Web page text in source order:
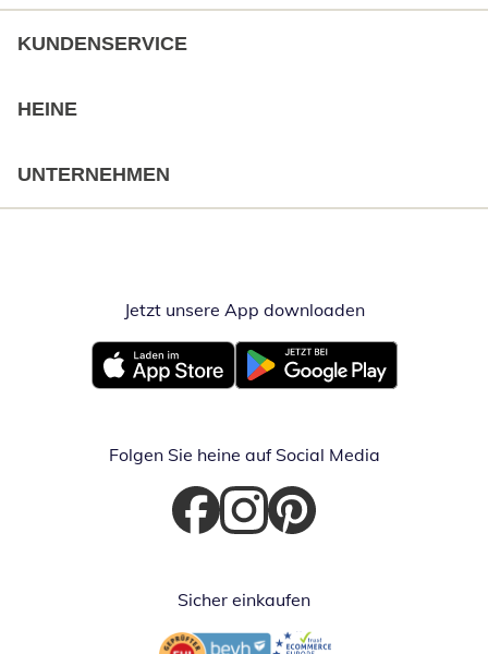
KUNDENSERVICE
HEINE
UNTERNEHMEN
Jetzt unsere App downloadenÖffnet in
Öffnet in neuem FensterÖffnet in neuem Fenster
Folgen Sie heine auf Social Media
Öffnet in neuem Fenster
Öffnet in neuem Fenster
Öffnet in neuem Fenster
Sicher einkaufen